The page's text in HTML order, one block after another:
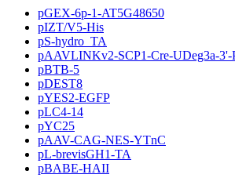
pGEX-6p-1-AT5G48650
pIZT/V5-His
pS-hydro_TA
pAAVLINKv2-SCP1-Cre-UDeg3a-
pBTB-5
pDEST8
pYES2-EGFP
pLC4-14
pYC25
pAAV-CAG-NES-YTnC
pL-brevisGH1-TA
pBABE-HAII